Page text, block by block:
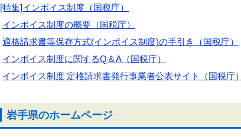
[特集]インボイス制度（国税庁）
インボイス制度の概要（国税庁）
適格請求書等保存方式(インボイス制度)の手引き（国税庁）
インボイス制度に関するQ＆A（国税庁）
インボイス制度 定格請求書発行事業者公表サイト（国税庁）
岩手県のホームページ